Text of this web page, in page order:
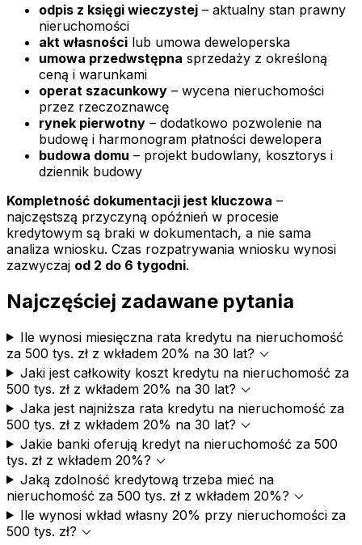
odpis z księgi wieczystej – aktualny stan prawny
nieruchomości
akt własności lub umowa deweloperska
umowa przedwstępna sprzedaży z określoną
ceną i warunkami
operat szacunkowy – wycena nieruchomości
przez rzeczoznawcę
rynek pierwotny – dodatkowo pozwolenie na
budowę i harmonogram płatności dewelopera
budowa domu – projekt budowlany, kosztorys i
dziennik budowy
Kompletność dokumentacji jest kluczowa –
najczęstszą przyczyną opóźnień w procesie
kredytowym są braki w dokumentach, a nie sama
analiza wniosku. Czas rozpatrywania wniosku wynosi
zazwyczaj od 2 do 6 tygodni.
Najczęściej zadawane pytania
Ile wynosi miesięczna rata kredytu na nieruchomość
za 500 tys. zł z wkładem 20% na 30 lat? expand_more
Jaki jest całkowity koszt kredytu na nieruchomość za
500 tys. zł z wkładem 20% na 30 lat? expand_more
Jaka jest najniższa rata kredytu na nieruchomość za
500 tys. zł z wkładem 20% na 30 lat? expand_more
Jakie banki oferują kredyt na nieruchomość za 500
tys. zł z wkładem 20%? expand_more
Jaką zdolność kredytową trzeba mieć na
nieruchomość za 500 tys. zł z wkładem 20%? expand_more
Ile wynosi wkład własny 20% przy nieruchomości za
500 tys. zł? expand_more